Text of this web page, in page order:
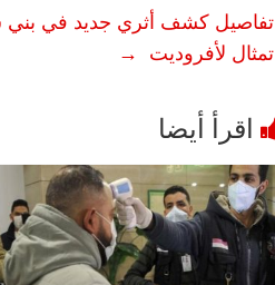
تفاصيل كشف أثري جديد في بني
تمثال لأفروديت →